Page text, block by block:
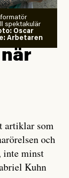
spektakulär
Oscar
Arbetaren
artiklar som
och
inte minst
Kuhn